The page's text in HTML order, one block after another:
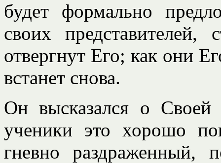
будет формально
своих представителей,
отвергнут Его; как они
встанет снова.
Он высказался о Своей
ученики это хорошо
гневно раздраженный,